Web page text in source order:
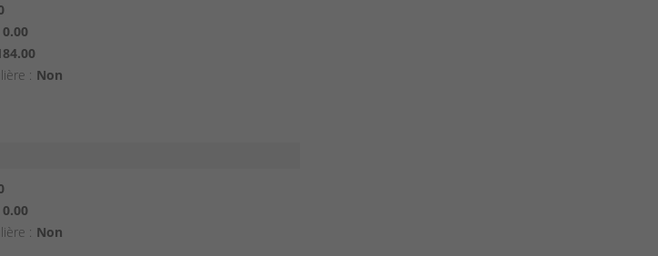
0.00
: Non
0.00
: Non